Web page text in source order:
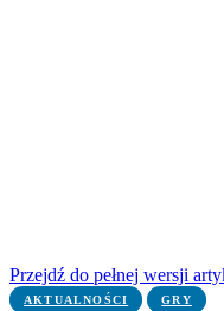
Przejdź do pełnej wersji
AKTUALNOŚCI GRY